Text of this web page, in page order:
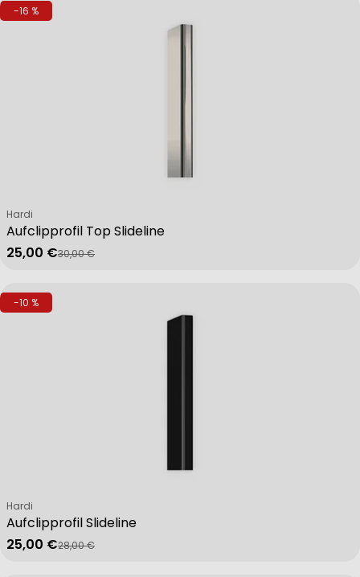
-16 %
Aufclipprofil Top Slideline
Verkäufer:
Hardi
Verkaufspreis
25,00 €
Regulärer Preis
30,00 €
-10 %
Aufclipprofil Slideline
Verkäufer:
Hardi
Verkaufspreis
25,00 €
Regulärer Preis
28,00 €